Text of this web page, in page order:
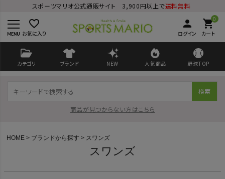
スポーツマリオ公式通販サイト 3,900円以上で送料無料
favorite_border
お気に入り
person
ログイン
0
shopping_cart
カート
カテゴリ ブランド NEW 人気商品 野球TOP
検索
商品が見つからない方はこちら
HOME ブランドから探す スワンズ
スワンズ